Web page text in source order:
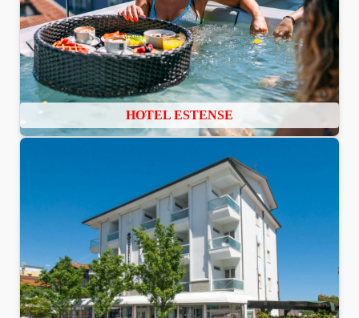
HOTEL ESTENSE